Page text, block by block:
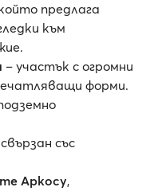
предлага
към
– участък с огромни
форми.
със
Аркосу,